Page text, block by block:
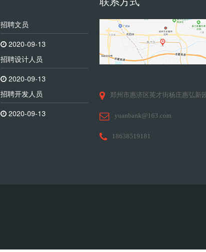
招聘文员
2020-09-13
招聘设计人员
2020-09-13
招聘开发人员
2020-09-13
郑州市惠济区英才街杨庄惠弘新
yuanbank@163.com
18638519181